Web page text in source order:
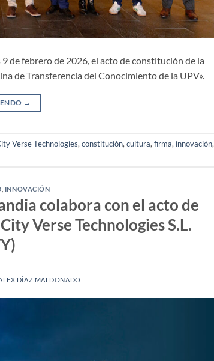
de febrero de 2026, el acto de constitución de la
de Transferencia del Conocimiento de la UPV».
→
Verse Technologies, constitución, cultura, firma, innovación,
INNOVACIÓN
colabora con el acto de
Verse Technologies S.L.
DÍAZ MALDONADO